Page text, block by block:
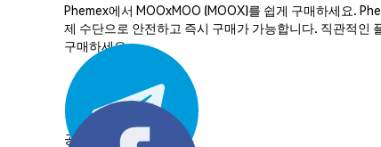
Phemex에서 MOOxMOO (MOOX)를 쉽게 구매하세요.
제 수단으로 안전하고 즉시 구매가 가능합니다. 직관적인
구매하세요.
공유하기: